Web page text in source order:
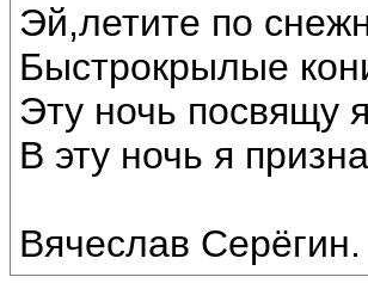
Эй,летите по
Быстрокрылые
Эту ночь посвящу
В эту ночь я
Вячеслав Серёгин.